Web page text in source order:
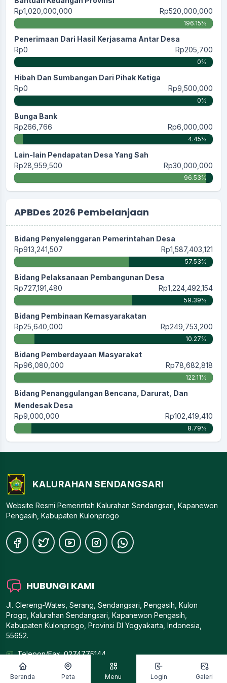
Rp1,020,000,000
Rp520,000,000
196.15%
Penerimaan Dari Hasil Kerjasama Antar Desa
Rp0
Rp205,700
0%
Hibah Dan Sumbangan Dari Pihak Ketiga
Rp0
Rp9,500,000
0%
Bunga Bank
Rp266,766
Rp6,000,000
4.45%
Lain-lain Pendapatan Desa Yang Sah
Rp28,959,500
Rp30,000,000
96.53%
APBDes 2026 Pembelanjaan
Bidang Penyelenggaran Pemerintahan Desa
Rp913,241,507
Rp1,587,403,121
57.53%
Bidang Pelaksanaan Pembangunan Desa
Rp727,191,480
Rp1,224,492,154
59.39%
Bidang Pembinaan Kemasyarakatan
Rp25,640,000
Rp249,753,200
10.27%
Bidang Pemberdayaan Masyarakat
Rp96,080,000
Rp78,682,818
122.11%
Bidang Penanggulangan Bencana, Darurat, Dan
Mendesak Desa
Rp9,000,000
Rp102,419,410
8.79%
Beranda Peta Menu Login Galeri
KALURAHAN SENDANGSARI
Website Resmi Pemerintah Kalurahan Sendangsari, Kapanewon
Pengasih, Kabupaten Kulonprogo
HUBUNGI KAMI
Jl. Clereng-Wates, Serang, Sendangsari, Pengasih, Kulon
Progo, Kalurahan Sendangsari, Kapanewon Pengasih,
Kabupaten Kulonprogo, Provinsi DI Yogyakarta, Indonesia,
55652.
Telepon/Fax: 0274775144
Email:
sendangsarikp@gmail.com